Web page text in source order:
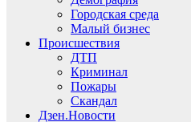
Городская среда
Малый бизнес
Происшествия
ДТП
Криминал
Пожары
Скандал
Дзен.Новости